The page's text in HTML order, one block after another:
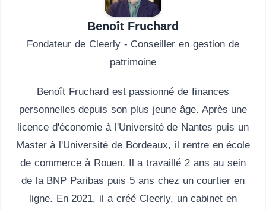
Benoît Fruchard
Fondateur de Cleerly - Conseiller en gestion de
patrimoine
Benoît Fruchard est passionné de finances
personnelles depuis son plus jeune âge. Après une
licence d'économie à l'Université de Nantes puis un
Master à l'Université de Bordeaux, il rentre en école
de commerce à Rouen. Il a travaillé 2 ans au sein
de la BNP Paribas puis 5 ans chez un courtier en
ligne. En 2021, il a créé Cleerly, un cabinet en